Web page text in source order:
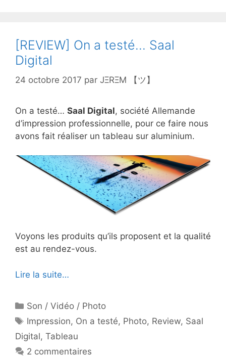
[REVIEW] On a testé… Saal
Digital
24 octobre 2017 par JΞRΞM 【ツ】
On a testé… Saal Digital, société Allemande
d’impression professionnelle, pour ce faire nous
avons fait réaliser un tableau sur aluminium.
Voyons les produits qu’ils proposent et la qualité
est au rendez-vous.
Lire la suite…
Catégories
Son / Vidéo / Photo
Étiquettes
Impression, On a testé, Photo, Review, Saal
Digital, Tableau
2 commentaires